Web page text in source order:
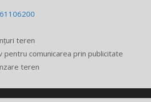
teren
pentru comunicarea prin publicitate
teren